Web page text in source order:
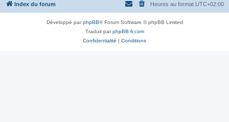
Index du forum Heures au format UTC+02:00
Développé parphpBB® Forum Software © phpBB Limited
Traduit parphpBB-fr.com
Confidentialité | Conditions